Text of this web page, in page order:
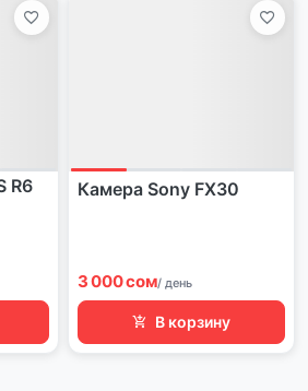
R6
Камера Sony FX30
3 000 сом/ день
В корзину